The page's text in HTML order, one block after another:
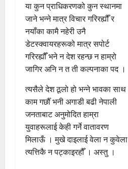
या कुन प्राधिकरणको कुन स्थानमा
जाने भन्ने मात्र विचार गरिरह्यौँ र
नयाँका कामै नहेरी उनै
डेटस्क्वायरहरूको मात्र सपोर्ट
गरिरह्यौँ भने न देश रहन्छ न हाम्रो
जागिर अनि न त ती कल्पनाका पद ।
त्यसैले देश ठूलो हो भन्ने भावका साथ
काम गर्छौँ भनी अगाडी बढी नेपाली
जनताबाट अनुमोदित हाम्रा
युवाहरूलाई केही गर्ने वातावरण
मिलाऊँ । मुखे दाइलाई वेला न कुवेला
त्यत्तिकै न पट्काइरहौँ । अस्तु ।